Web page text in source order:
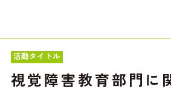
活動タイトル
視覚障害教育部門に